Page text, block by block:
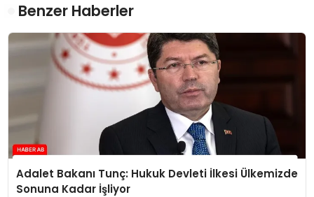
Benzer Haberler
Adalet Bakanı Tunç: Hukuk Devleti İlkesi Ülkemizde
Sonuna Kadar İşliyor